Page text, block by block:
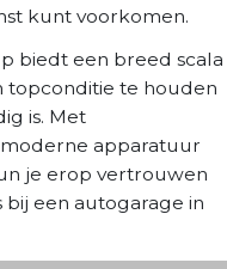
kunt voorkomen.
biedt een breed scala
topconditie te houden
is. Met
apparatuur
je erop vertrouwen
een autogarage in